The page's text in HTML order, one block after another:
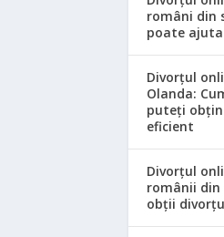
români din
poate ajuta
Divorțul
Olanda:
puteți
eficient
Divorțul
românii din
obții